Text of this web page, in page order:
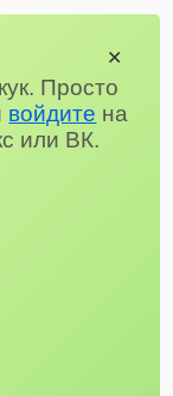
Просто
войдите на
или ВК.
✕